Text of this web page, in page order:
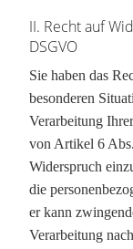
II. Recht auf
DSGVO
Sie haben das
besonderen
Verarbeitung
von Artikel 6
Widerspruch
die
er kann
Verarbeitung